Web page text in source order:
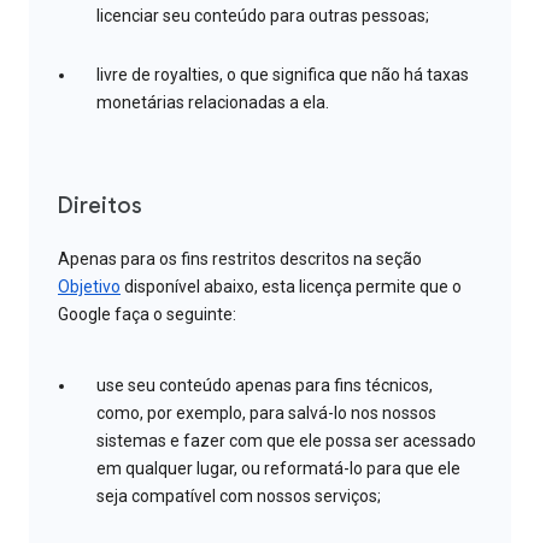
licenciar seu conteúdo para outras pessoas;
livre de royalties, o que significa que não há taxas
monetárias relacionadas a ela.
Direitos
Apenas para os fins restritos descritos na seção
Objetivo disponível abaixo, esta licença permite que o
Google faça o seguinte:
use seu conteúdo apenas para fins técnicos,
como, por exemplo, para salvá-lo nos nossos
sistemas e fazer com que ele possa ser acessado
em qualquer lugar, ou reformatá-lo para que ele
seja compatível com nossos serviços;